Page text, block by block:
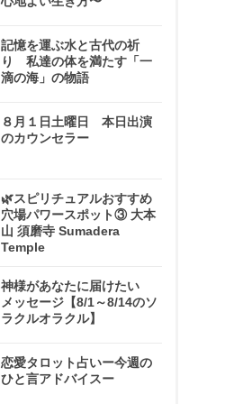
記憶を運ぶ水と古代の祈
り 私達の体を満たす「一
滴の海」の物語
８月１日土曜日 本日出演
のカウンセラー
🌿スピリチュアルおすすめ
穴場パワースポット③ 大本
山 須磨寺 Sumadera
Temple
神様があなたに届けたい
メッセージ【8/1～8/14のソ
ラクルオラクル】
恋愛タロット占いー今週の
ひと言アドバイスー